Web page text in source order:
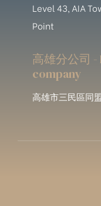
Level 43, AIA
Point
高雄分公司 -
company
高雄市三民區同